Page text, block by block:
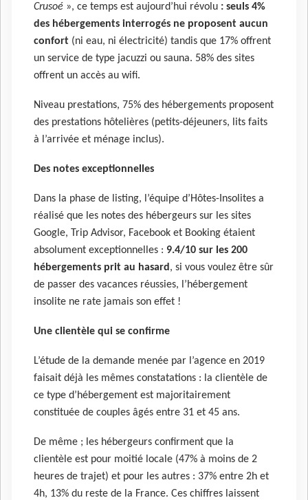
Crusoé », ce temps est aujourd’hui révolu : seuls 4%
des hébergements interrogés ne proposent aucun
confort (ni eau, ni électricité) tandis que 17% offrent
un service de type jacuzzi ou sauna. 58% des sites
offrent un accès au wifi.
Niveau prestations, 75% des hébergements proposent
des prestations hôtelières (petits-déjeuners, lits faits
à l’arrivée et ménage inclus).
Des notes exceptionnelles
Dans la phase de listing, l’équipe d’Hôtes-Insolites a
réalisé que les notes des hébergeurs sur les sites
Google, Trip Advisor, Facebook et Booking étaient
absolument exceptionnelles : 9.4/10 sur les 200
hébergements prit au hasard , si vous voulez être sûr
de passer des vacances réussies, l’hébergement
insolite ne rate jamais son effet !
Une clientèle qui se confirme
L’étude de la demande menée par l’agence en 2019
faisait déjà les mêmes constatations : la clientèle de
ce type d’hébergement est majoritairement
constituée de couples âgés entre 31 et 45 ans.
De même ; les hébergeurs confirment que la
clientèle est pour moitié locale (47% à moins de 2
heures de trajet) et pour les autres : 37% entre 2h et
4h, 13% du reste de la France. Ces chiffres laissent